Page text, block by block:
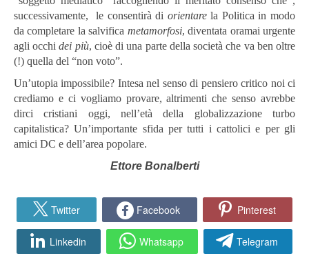
successivamente, le consentirà di orientarela Politica in modo
da completare la salvifica metamorfosi, diventata oramai urgente
agli occhidei più, cioè di una parte della società che va ben oltre
(!) quella del “non voto”.
Un’utopia impossibile? Intesa nel senso di pensiero critico noi ci
crediamo e ci vogliamo provare, altrimenti che senso avrebbe
dirci cristiani oggi, nell’età della globalizzazione turbo
capitalistica? Un’importante sfida per tutti i cattolici e per gli
amici DC e dell’area popolare.
Ettore Bonalberti
Twitter Facebook Pinterest
Linkedin Whatsapp Telegram